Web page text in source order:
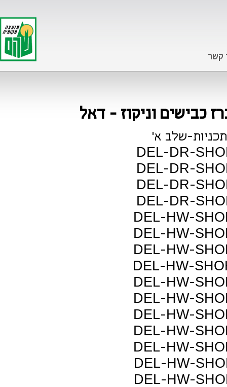
קשר
דאל
שלב א'